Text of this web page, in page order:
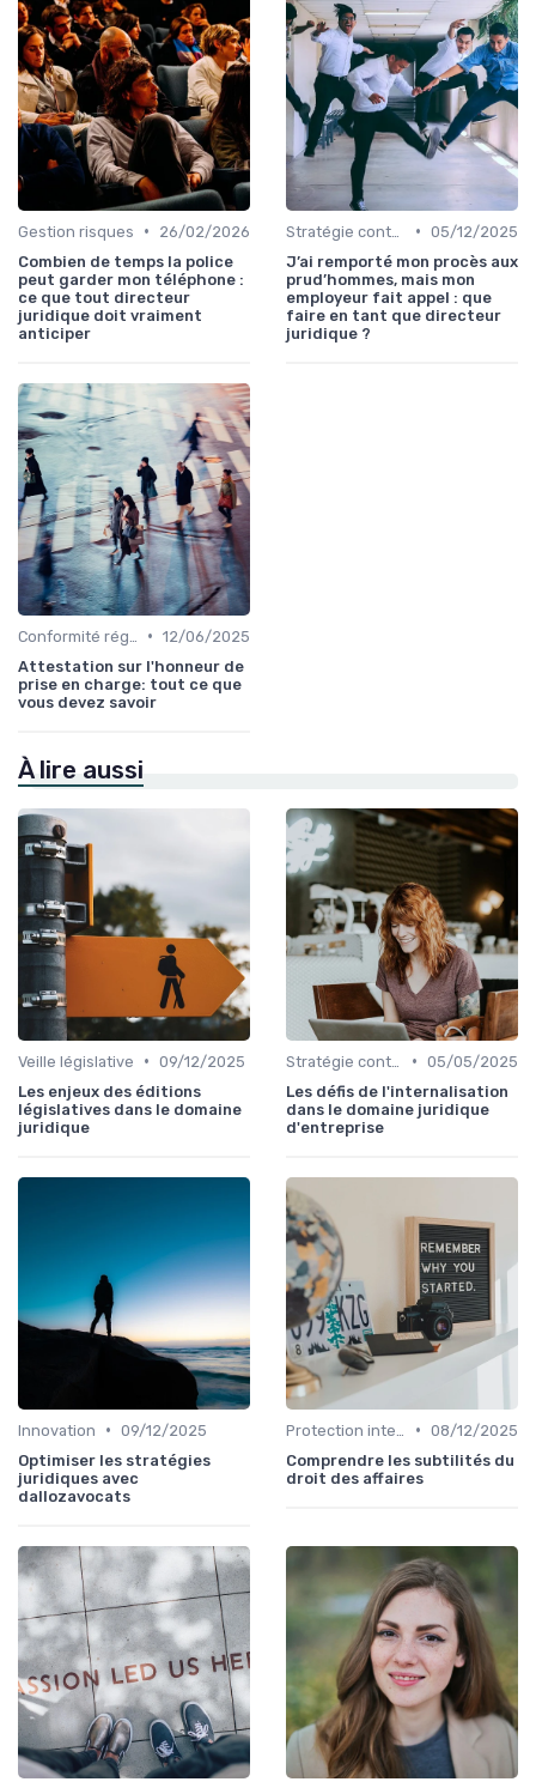
Gestion risques •
26/02/2026
Combien de temps la police
peut garder mon téléphone :
ce que tout directeur
juridique doit vraiment
anticiper
• 05/12/2025
J’ai remporté mon procès aux
prud’hommes, mais mon
employeur fait appel : que
faire en tant que directeur
juridique ?
• 12/06/2025
Attestation sur l'honneur de
prise en charge: tout ce que
vous devez savoir
À lire aussi
Veille législative • 09/12/2025
Les enjeux des éditions
législatives dans le domaine
juridique
• 05/05/2025
Les défis de l'internalisation
dans le domaine juridique
d'entreprise
Innovation • 09/12/2025
Optimiser les stratégies
juridiques avec
dallozavocats
• 08/12/2025
Comprendre les subtilités du
droit des affaires